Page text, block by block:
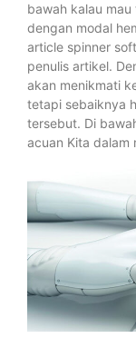
bawah kalau
dengan modal
article spinner
penulis artikel.
akan menikmati
tetapi sebaiknya
tersebut. Di
acuan Kita dalam